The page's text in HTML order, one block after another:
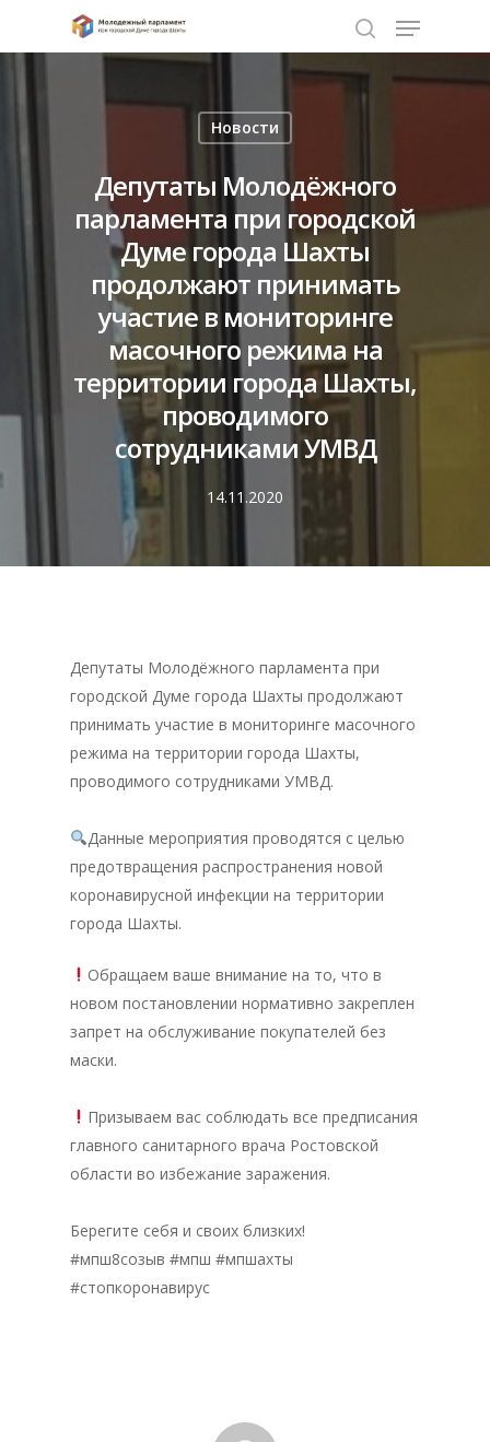
Нажмите Enter для поиска или ESC чтобы
Новости
Депутаты Молодёжного
парламента при городской
Думе города Шахты
продолжают принимать
участие в мониторинге
масочного режима на
территории города Шахты,
проводимого
сотрудниками УМВД
14.11.2020
Депутаты Молодёжного парламента при
городской Думе города Шахты продолжают
принимать участие в мониторинге масочного
режима на территории города Шахты,
проводимого сотрудниками УМВД.⠀
Данные мероприятия проводятся с целью
предотвращения распространения новой
коронавирусной инфекции на территории
города Шахты.
Обращаем ваше внимание на то, что в
новом постановлении нормативно закреплен
запрет на обслуживание покупателей без
маски.
Призываем вас соблюдать все предписания
главного санитарного врача Ростовской
области во избежание заражения.⠀
Берегите себя и своих близких!⠀
#мпш8созыв #мпш #мпшахты
#стопкоронавирус
Депутаты
История
Документация
Структура